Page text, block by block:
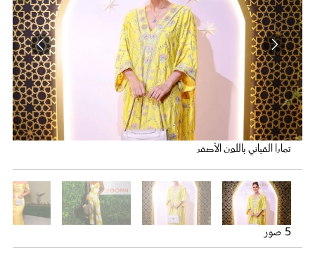
تمارا القباني باللون الأصفر
فوز العهد بإطلالة كاجوال باللون الأصفر
5 صور
فيديو
مطبخ سيدتي
مقالات الرأي
ستايل
تقارير
عروس سيدتي